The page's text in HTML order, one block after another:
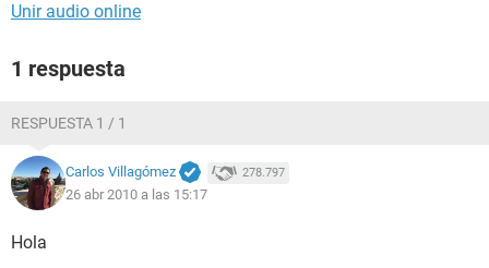
Unir audio online
1 respuesta
RESPUESTA 1 / 1
Carlos Villagómez 278.797
26 abr 2010 a las 15:17
Hola